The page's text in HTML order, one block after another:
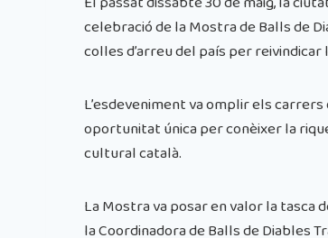
celebració de la Mostra de Balls de
colles d’arreu del país per
L’esdeveniment va omplir els
oportunitat única per conèixer la
cultural català.
La Mostra va posar en valor la